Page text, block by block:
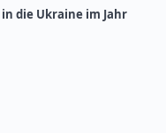
die Ukraine im Jahr